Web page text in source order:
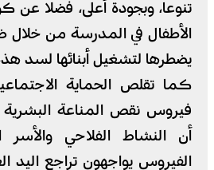
تنوعا، وبجودة أعلى، فضلا عن
الأطفال في المدرسة من خلال
يضطرها لتشغيل أبنائها لسد
كما تقلص الحماية
فيروس نقص المناعة البشرية
أن النشاط الفلاحي والأسر
الفيروس يواجهون تراجع اليد